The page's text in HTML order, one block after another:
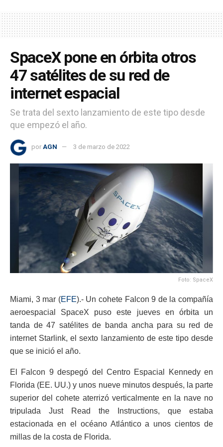
SpaceX pone en órbita otros
47 satélites de su red de
internet espacial
Se trata del sexto lanzamiento de este tipo desde
que empezó el año.
por AGN 3 de marzo de 2022
Foto: SpaceX
Miami, 3 mar (EFE).- Un cohete Falcon 9 de la compañía
aeroespacial SpaceX puso este jueves en órbita un
tanda de 47 satélites de banda ancha para su red de
internet Starlink, el sexto lanzamiento de este tipo desde
que se inició el año.
El Falcon 9 despegó del Centro Espacial Kennedy en
Florida (EE. UU.) y unos nueve minutos después, la parte
superior del cohete aterrizó verticalmente en la nave no
tripulada Just Read the Instructions, que estaba
estacionada en el océano Atlántico a unos cientos de
millas de la costa de Florida.